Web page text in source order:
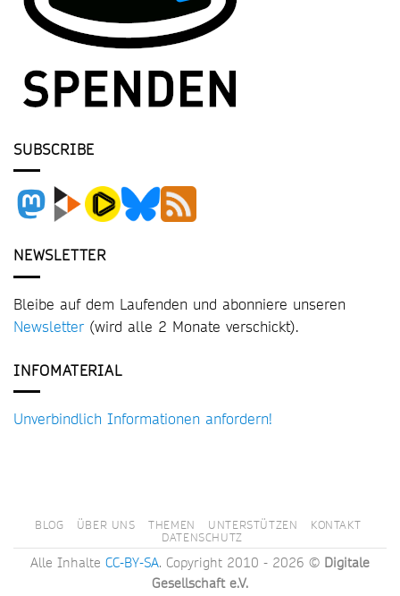
SUBSCRIBE
NEWSLETTER
Bleibe auf dem Laufenden und abonniere unseren
Newsletter (wird alle 2 Monate verschickt).
INFOMATERIAL
Unverbindlich Informationen anfordern!
BLOG ÜBER UNS THEMEN UNTERSTÜTZEN
KONTAKT
DATENSCHUTZ
Alle Inhalte CC-BY-SA. Copyright 2010 - 2026 © Digitale
Gesellschaft e.V.